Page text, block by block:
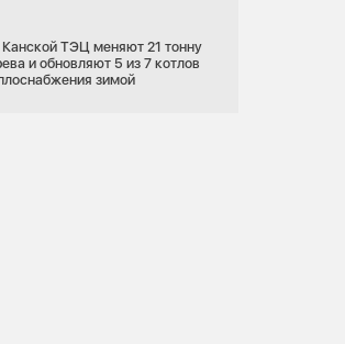
Канской ТЭЦ меняют 21 тонну
и обновляют 5 из 7 котлов
зимой